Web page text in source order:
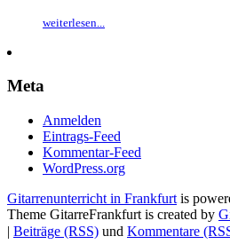
weiterlesen...
Meta
Anmelden
Eintrags-Feed
Kommentar-Feed
WordPress.org
Gitarrenunterricht in Frankfurt is
Theme GitarreFrankfurt is created by
| Beiträge (RSS) und Kommentare